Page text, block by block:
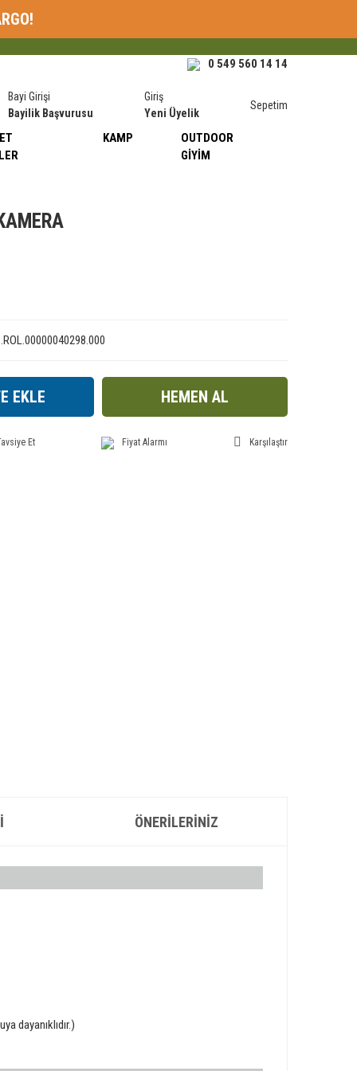
0 549 560 14 14
Bayi Girişi
Bayilik Başvurusu
Giriş
Yeni Üyelik
Sepetim
KAMP
OUTDOOR
GIYIM
EKLE HEMEN AL
Et Fiyat Alarmı Karşılaştır
ÖNERILERINIZ
dayanıklıdır.)